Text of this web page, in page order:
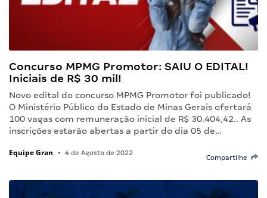
Concurso MPMG Promotor: SAIU O EDITAL!
Iniciais de R$ 30 mil!
Novo edital do concurso MPMG Promotor foi publicado!
O Ministério Público do Estado de Minas Gerais ofertará
100 vagas com remuneração inicial de R$ 30.404,42.. As
inscrições estarão abertas a partir do dia 05 de…
Equipe Gran • 4 de Agosto de 2022
Compartilhe